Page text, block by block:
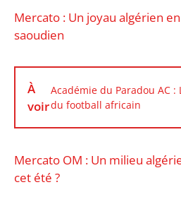
Mercato : Un joyau algérien
saoudien
À
voir
Académie du Paradou AC :
du football africain
Mercato OM : Un milieu
cet été ?